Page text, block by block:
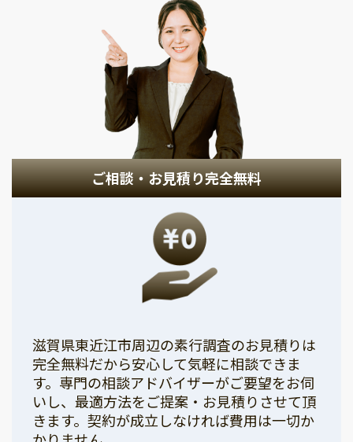
ご相談・お見積り完全無料
滋賀県東近江市周辺の素行調査のお見積りは
完全無料だから安心して気軽に相談できま
す。専門の相談アドバイザーがご要望をお伺
いし、最適方法をご提案・お見積りさせて頂
きます。契約が成立しなければ費用は一切か